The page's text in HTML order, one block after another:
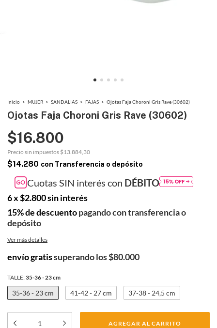
Inicio > MUJER > SANDALIAS > FAJAS > Ojotas Faja Choroni Gris Rave (30602)
Ojotas Faja Choroni Gris Rave (30602)
$16.800
Precio sin impuestos $13.884,30
$14.280 con Transferencia o depósito
Cuotas SIN interés con DÉBITO
6x$2.800sin interés
15% de descuentopagando con transferencia o
depósito
Ver más detalles
envío gratissuperando los$80.000
TALLE:35-36 - 23 cm
35-36 - 23 cm 41-42 - 27 cm 37-38 - 24,5 cm